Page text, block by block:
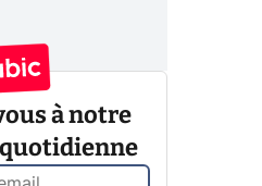
à notre